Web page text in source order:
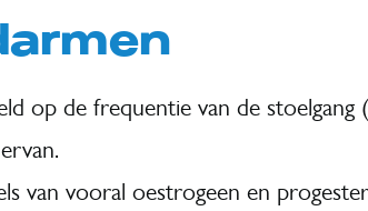
op de frequentie van de stoelgang
van vooral oestrogeen en